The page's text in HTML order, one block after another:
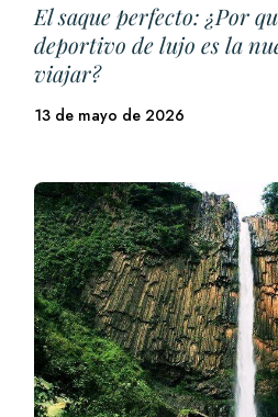
El saque perfecto: ¿Por
deportivo de lujo es la
viajar?
13 de mayo de 2026